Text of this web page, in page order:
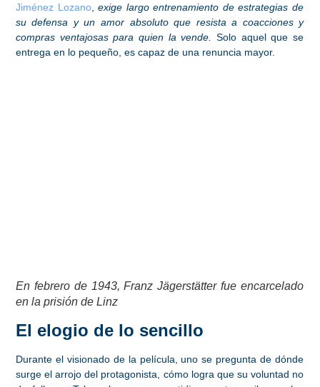
Jiménez Lozano,exige largo entrenamiento de estrategias de
su defensa y un amor absoluto que resista a coacciones y
compras ventajosas para quien la vende.
Solo aquel que se
entrega en lo pequeño, es capaz de una renuncia mayor.
En febrero de 1943, Franz Jägerstätter fue encarcelado
en la prisión de Linz
El elogio de lo sencillo
Durante el visionado de la película, uno se pregunta de dónde
surge el arrojo del protagonista, cómo logra que su voluntad no